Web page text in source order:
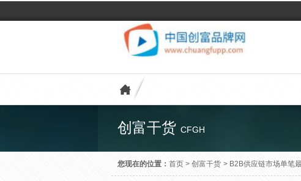
创富干货 CFGH
您现在的位置： 首页 > 创富干货 > B2B供应链市场单笔